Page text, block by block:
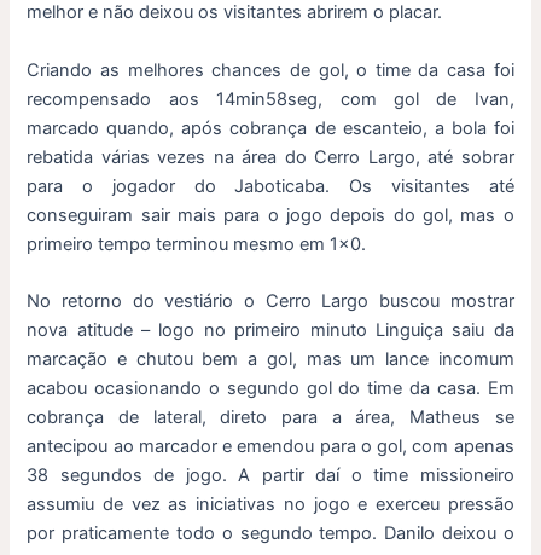
melhor e não deixou os visitantes abrirem o placar.
Criando as melhores chances de gol, o time da casa foi
recompensado aos 14min58seg, com gol de Ivan,
marcado quando, após cobrança de escanteio, a bola foi
rebatida várias vezes na área do Cerro Largo, até sobrar
para o jogador do Jaboticaba. Os visitantes até
conseguiram sair mais para o jogo depois do gol, mas o
primeiro tempo terminou mesmo em 1×0.
No retorno do vestiário o Cerro Largo buscou mostrar
nova atitude – logo no primeiro minuto Linguiça saiu da
marcação e chutou bem a gol, mas um lance incomum
acabou ocasionando o segundo gol do time da casa. Em
cobrança de lateral, direto para a área, Matheus se
antecipou ao marcador e emendou para o gol, com apenas
38 segundos de jogo. A partir daí o time missioneiro
assumiu de vez as iniciativas no jogo e exerceu pressão
por praticamente todo o segundo tempo. Danilo deixou o